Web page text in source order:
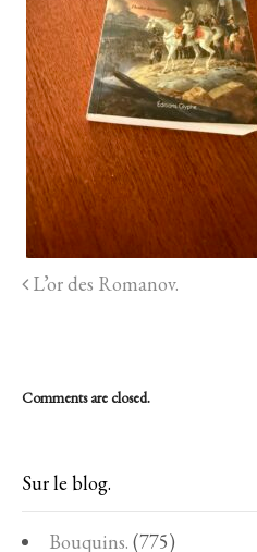
L’or des Romanov.
Comments are closed.
Sur le blog.
Bouquins. (775)